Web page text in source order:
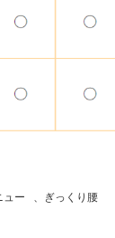
ュー ぎっくり腰